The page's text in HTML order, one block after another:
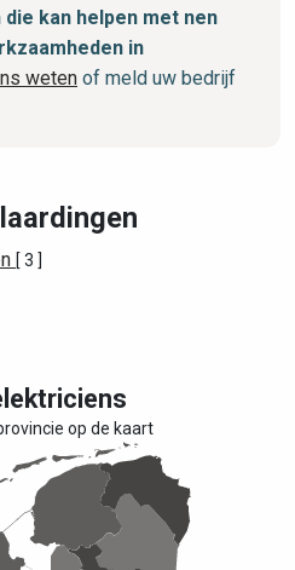
kan helpen met nen
in
weten of meld uw bedrijf
[ 3 ]
op de kaart